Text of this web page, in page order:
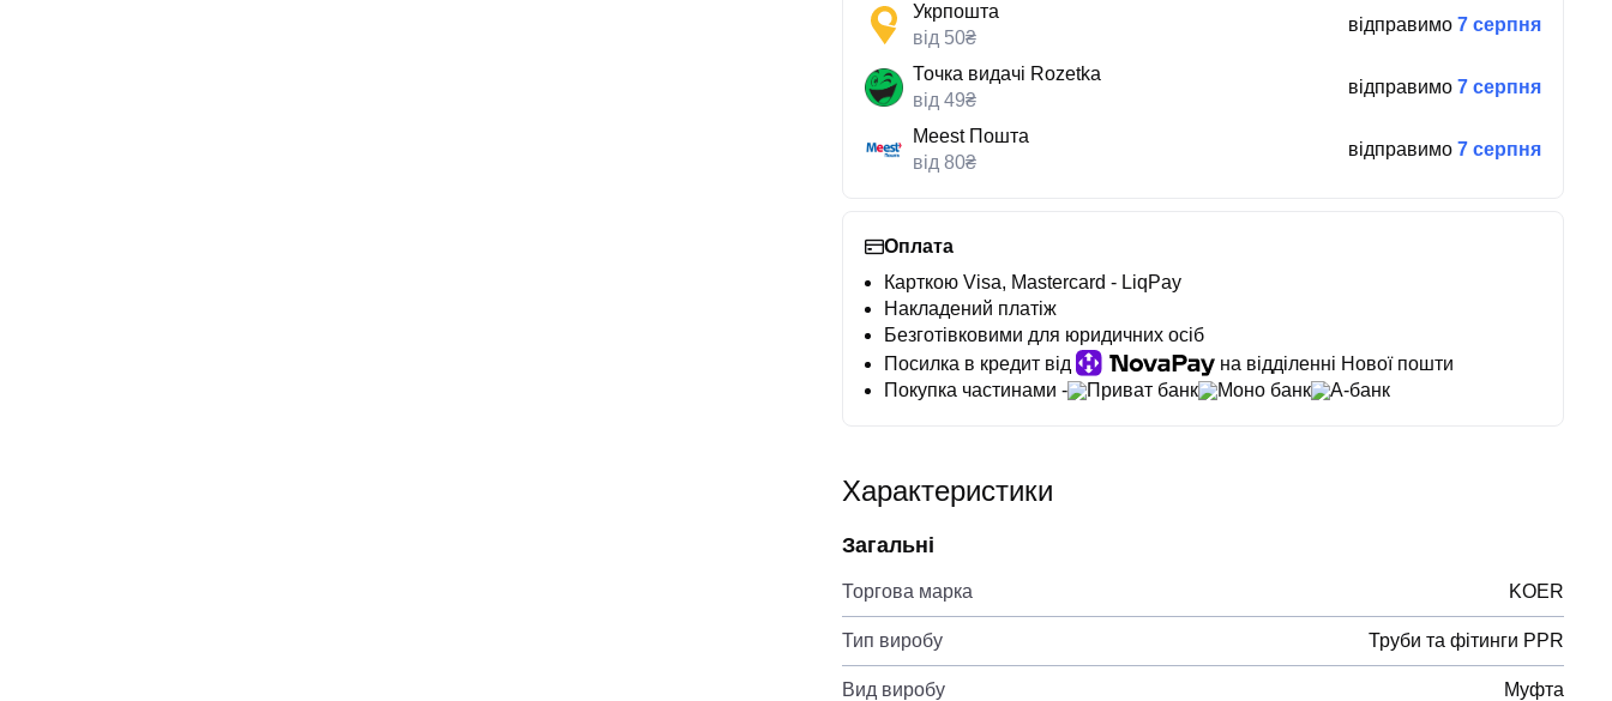
Укрпошта
від 50₴
відправимо 7 серпня
Точка видачі Rozetka
від 49₴
відправимо 7 серпня
Meest Пошта
від 80₴
відправимо 7 серпня
Оплата
Карткою Visa, Mastercard - LiqPay
Накладений платіж
Безготівковими для юридичних осіб
Посилка в кредит від
на відділенні Нової пошти
Покупка частинами -
Приват банк Моно банк А-банк
Характеристики
Загальні
Торгова марка KOER
Тип виробу Труби та фітинги PPR
Вид виробу Муфта